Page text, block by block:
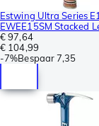
Estwing Ultra Series
EWEE15SM Stacked
€ 97,64
€ 104,99
-7%Bespaar7,35